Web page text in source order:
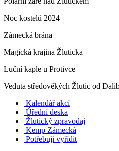
Noc kostelů 2024
Zámecká brána
Magická krajina Žluticka
Luční kaple u Protivce
Veduta středověkých Žlutic od
Kalendář akcí
Úřední deska
Žlutický zpravodaj
Kemp Zámecká
Potřebuji vyřídit